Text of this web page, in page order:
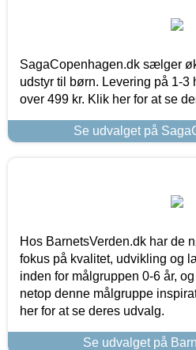
SagaCopenhagen.dk sælger
udstyr til børn. Levering på 1-3
over 499 kr. Klik her for at se
Se udvalget på
Hos BarnetsVerden.dk har de
fokus på kvalitet, udvikling og
inden for målgruppen 0-6 år,
netop denne målgruppe
her for at se deres udvalg.
Se udvalget på